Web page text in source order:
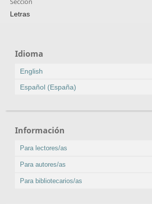
Letras
Idioma
English
Español (España)
Información
Para lectores/as
Para autores/as
Para bibliotecarios/as